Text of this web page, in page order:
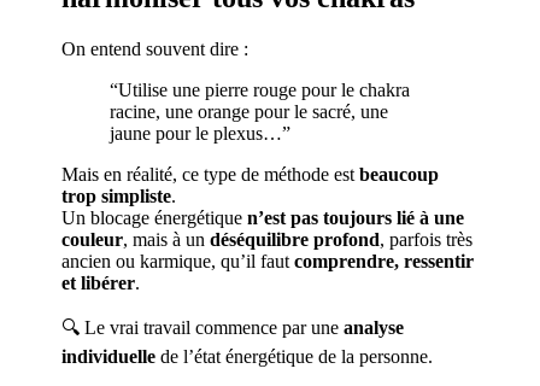
On entend souvent dire :
“Utilise une pierre rouge pour le chakra
racine, une orange pour le sacré, une
jaune pour le plexus…”
Mais en réalité, ce type de méthode estbeaucoup
trop simpliste.
Un blocage énergétiquen’est pas toujours lié à une
couleur, mais à undéséquilibre profond, parfois très
ancien ou karmique, qu’il fautcomprendre, ressentir
et libérer.
🔍 Le vrai travail commence par uneanalyse
individuelle de l’état énergétique de la personne.